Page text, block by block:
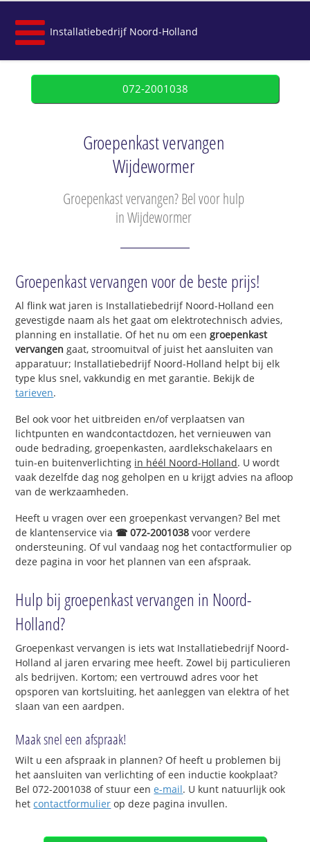
Installatiebedrijf Noord-Holland
072-2001038
Groepenkast vervangen
Wijdewormer
Groepenkast vervangen? Bel voor hulp
in Wijdewormer
Groepenkast vervangen voor de beste prijs!
Al flink wat jaren is Installatiebedrijf Noord-Holland een
gevestigde naam als het gaat om elektrotechnisch advies,
planning en installatie. Of het nu om eengroepenkast
vervangen gaat, stroomuitval of juist het aansluiten van
apparatuur; Installatiebedrijf Noord-Holland helpt bij elk
type klus snel, vakkundig en met garantie. Bekijk de
tarieven.
Bel ook voor het uitbreiden en/of verplaatsen van
lichtpunten en wandcontactdozen, het vernieuwen van
oude bedrading, groepenkasten, aardlekschakelaars en
tuin-en buitenverlichting in héél Noord-Holland. U wordt
vaak dezelfde dag nog geholpen en u krijgt advies na afloop
van de werkzaamheden.
Heeft u vragen over een groepenkast vervangen? Bel met
de klantenservice via ☎ 072-2001038 voor verdere
ondersteuning. Of vul vandaag nog het contactformulier op
deze pagina in voor het plannen van een afspraak.
Hulp bij groepenkast vervangen in Noord-
Holland?
Groepenkast vervangen is iets wat Installatiebedrijf Noord-
Holland al jaren ervaring mee heeft. Zowel bij particulieren
als bedrijven. Kortom; een vertrouwd adres voor het
opsporen van kortsluiting, het aanleggen van elektra of het
slaan van een aardpen.
Maak snel een afspraak!
Wilt u een afspraak in plannen? Of heeft u problemen bij
het aansluiten van verlichting of een inductie kookplaat?
Bel 072-2001038 of stuur eene-mail. U kunt natuurlijk ook
hetcontactformulier op deze pagina invullen.